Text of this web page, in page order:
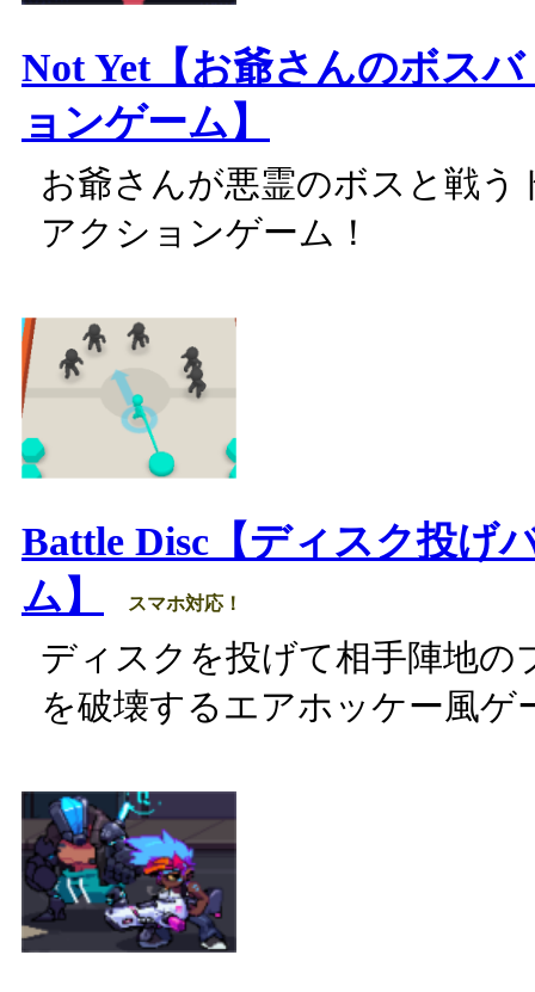
Not Yet【お爺さんのボス
ョンゲーム】
お爺さんが悪霊のボスと戦う
アクションゲーム！
Battle Disc【ディスク投げ
ム】
スマホ対応！
ディスクを投げて相手陣地の
を破壊するエアホッケー風ゲ